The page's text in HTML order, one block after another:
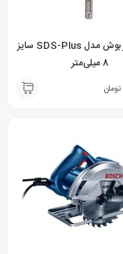
مته 4 شیار بوش مدل SDS-Plus سایز
8 میلی‌متر
تومان